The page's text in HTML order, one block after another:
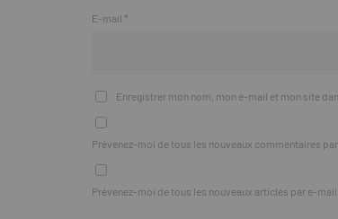
E-mail *
Enregistrer mon nom, mon e-mail et mon site
Prévenez-moi de tous les nouveaux commentaires
Prévenez-moi de tous les nouveaux articles par e-mail.